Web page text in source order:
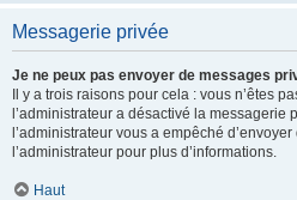
Messagerie privée
Je ne peux pas envoyer de messages
Il y a trois raisons pour cela : vous n’êtes
l’administrateur a désactivé la messagerie
l’administrateur vous a empêché
l’administrateur pour plus d’informations.
Haut